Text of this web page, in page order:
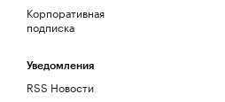
Корпоративная
подписка
Уведомления
RSS Новости